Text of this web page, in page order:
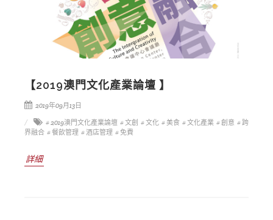
【2019澳門文化產業論壇 】
2019年09月13日
# 2019澳門文化產業論壇 # 文創 # 文化 # 美食 # 文化產業 # 創意 # 跨
界融合 # 餐飲管理 # 酒店管理 # 免費
詳細